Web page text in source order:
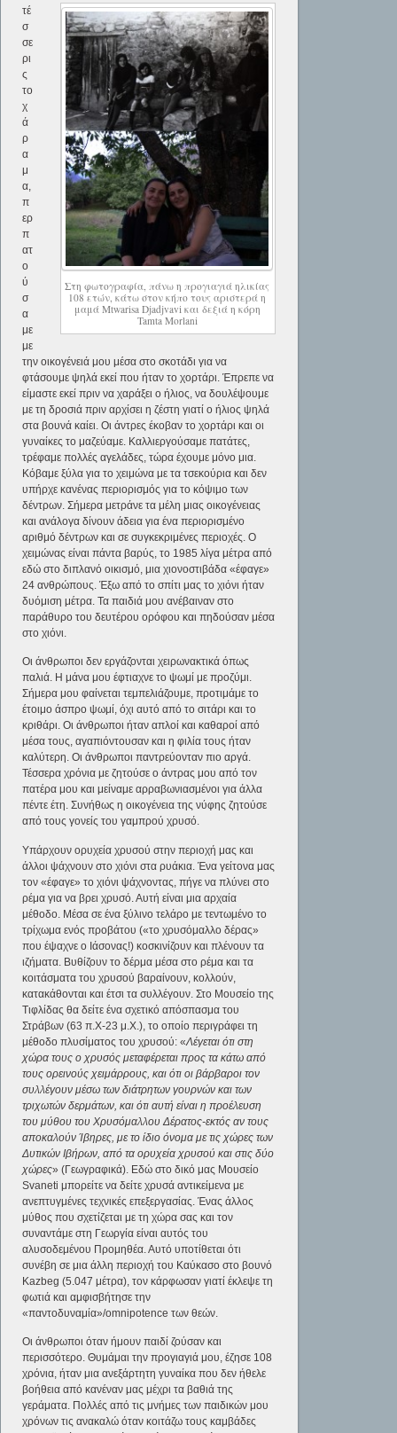
Στη φωτογραφία, πάνω η προγιαγιά ηλικίας
108 ετών, κάτω στον κήπο τους αριστερά η
μαμά Mtwarisa Djadjvavi και δεξιά η κόρη
Tamta Morlani
τέ
σ
σε
ρι
ς
το
χ
ά
ρ
α
μ
α,
π
ερ
π
ατ
ο
ύ
σ
α
με
με
την οικογένειά μου μέσα στο σκοτάδι για να
φτάσουμε ψηλά εκεί που ήταν το χορτάρι. Έπρεπε να
είμαστε εκεί πριν να χαράξει ο ήλιος, να δουλέψουμε
με τη δροσιά πριν αρχίσει η ζέστη γιατί ο ήλιος ψηλά
στα βουνά καίει. Οι άντρες έκοβαν το χορτάρι και οι
γυναίκες το μαζεύαμε. Καλλιεργούσαμε πατάτες,
τρέφαμε πολλές αγελάδες, τώρα έχουμε μόνο μια.
Κόβαμε ξύλα για το χειμώνα με τα τσεκούρια και δεν
υπήρχε κανένας περιορισμός για το κόψιμο των
δέντρων. Σήμερα μετράνε τα μέλη μιας οικογένειας
και ανάλογα δίνουν άδεια για ένα περιορισμένο
αριθμό δέντρων και σε συγκεκριμένες περιοχές. Ο
χειμώνας είναι πάντα βαρύς, το 1985 λίγα μέτρα από
εδώ στο διπλανό οικισμό, μια χιονοστιβάδα «έφαγε»
24 ανθρώπους. Έξω από το σπίτι μας το χιόνι ήταν
δυόμιση μέτρα. Τα παιδιά μου ανέβαιναν στο
παράθυρο του δευτέρου ορόφου και πηδούσαν μέσα
στο χιόνι.
Οι άνθρωποι δεν εργάζονται χειρωνακτικά όπως
παλιά. Η μάνα μου έφτιαχνε το ψωμί με προζύμι.
Σήμερα μου φαίνεται τεμπελιάζουμε, προτιμάμε το
έτοιμο άσπρο ψωμί, όχι αυτό από το σιτάρι και το
κριθάρι. Οι άνθρωποι ήταν απλοί και καθαροί από
μέσα τους, αγαπιόντουσαν και η φιλία τους ήταν
καλύτερη. Οι άνθρωποι παντρεύονταν πιο αργά.
Τέσσερα χρόνια με ζητούσε ο άντρας μου από τον
πατέρα μου και μείναμε αρραβωνιασμένοι για άλλα
πέντε έτη. Συνήθως η οικογένεια της νύφης ζητούσε
από τους γονείς του γαμπρού χρυσό.
Υπάρχουν ορυχεία χρυσού στην περιοχή μας και
άλλοι ψάχνουν στο χιόνι στα ρυάκια. Ένα γείτονα μας
τον «έφαγε» το χιόνι ψάχνοντας, πήγε να πλύνει στο
ρέμα για να βρει χρυσό. Αυτή είναι μια αρχαία
μέθοδο. Μέσα σε ένα ξύλινο τελάρο με τεντωμένο το
τρίχωμα ενός προβάτου («το χρυσόμαλλο δέρας»
που έψαχνε ο Ιάσονας!) κοσκινίζουν και πλένουν τα
ιζήματα. Βυθίζουν το δέρμα μέσα στο ρέμα και τα
κοιτάσματα του χρυσού βαραίνουν, κολλούν,
κατακάθονται και έτσι τα συλλέγουν. Στο Μουσείο της
Τιφλίδας θα δείτε ένα σχετικό απόσπασμα του
Στράβων (63 π.Χ-23 μ.Χ.), το οποίο περιγράφει τη
μέθοδο πλυσίματος του χρυσού: «Λέγεται ότι στη
χώρα τους ο χρυσός μεταφέρεται προς τα κάτω από
τους ορεινούς χειμάρρους, και ότι οι βάρβαροι τον
συλλέγουν μέσω των διάτρητων γουρνών και των
τριχωτών δερμάτων, και ότι αυτή είναι η προέλευση
του μύθου του Χρυσόμαλλου Δέρατος-εκτός αν τους
αποκαλούν Ίβηρες, με το ίδιο όνομα με τις χώρες των
Δυτικών Ιβήρων, από τα ορυχεία χρυσού και στις δύο
χώρες» (Γεωγραφικά). Εδώ στο δικό μας Μουσείο
Svaneti μπορείτε να δείτε χρυσά αντικείμενα με
ανεπτυγμένες τεχνικές επεξεργασίας. Ένας άλλος
μύθος που σχετίζεται με τη χώρα σας και τον
συναντάμε στη Γεωργία είναι αυτός του
αλυσοδεμένου Προμηθέα. Αυτό υποτίθεται ότι
συνέβη σε μια άλλη περιοχή του Καύκασο στο βουνό
Kazbeg (5.047 μέτρα), τον κάρφωσαν γιατί έκλεψε τη
φωτιά και αμφισβήτησε την
«παντοδυναμία»/omnipotence των θεών.
Οι άνθρωποι όταν ήμουν παιδί ζούσαν και
περισσότερο. Θυμάμαι την προγιαγιά μου, έζησε 108
χρόνια, ήταν μια ανεξάρτητη γυναίκα που δεν ήθελε
βοήθεια από κανέναν μας μέχρι τα βαθιά της
γεράματα. Πολλές από τις μνήμες των παιδικών μου
χρόνων τις ανακαλώ όταν κοιτάζω τους καμβάδες